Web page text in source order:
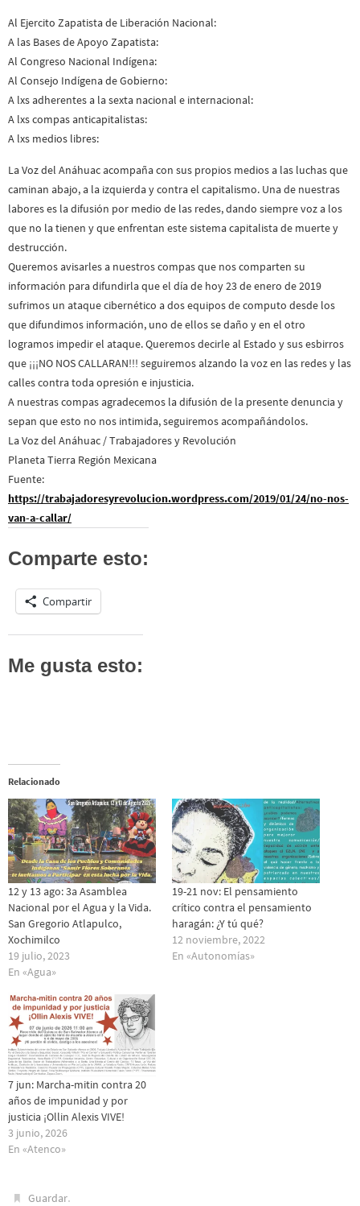
Al Ejercito Zapatista de Liberación Nacional:
A las Bases de Apoyo Zapatista:
Al Congreso Nacional Indígena:
Al Consejo Indígena de Gobierno:
A lxs adherentes a la sexta nacional e internacional:
A lxs compas anticapitalistas:
A lxs medios libres:
La Voz del Anáhuac acompaña con sus propios medios a las luchas que
caminan abajo, a la izquierda y contra el capitalismo. Una de nuestras
labores es la difusión por medio de las redes, dando siempre voz a los
que no la tienen y que enfrentan este sistema capitalista de muerte y
destrucción.
Queremos avisarles a nuestros compas que nos comparten su
información para difundirla que el día de hoy 23 de enero de 2019
sufrimos un ataque cibernético a dos equipos de computo desde los
que difundimos información, uno de ellos se daño y en el otro
logramos impedir el ataque. Queremos decirle al Estado y sus esbirros
que ¡¡¡NO NOS CALLARAN!!! seguiremos alzando la voz en las redes y las
calles contra toda opresión e injusticia.
A nuestras compas agradecemos la difusión de la presente denuncia y
sepan que esto no nos intimida, seguiremos acompañándolos.
La Voz del Anáhuac / Trabajadores y Revolución
Planeta Tierra Región Mexicana
Fuente:
https://trabajadoresyrevolucion.wordpress.com/2019/01/24/no-nos-
van-a-callar/
Comparte esto:
Compartir
Me gusta esto:
Relacionado
12 y 13 ago: 3a Asamblea
Nacional por el Agua y la Vida.
San Gregorio Atlapulco,
Xochimilco
19 julio, 2023
En «Agua»
19-21 nov: El pensamiento
crítico contra el pensamiento
haragán: ¿Y tú qué?
12 noviembre, 2022
En «Autonomías»
7 jun: Marcha-mitin contra 20
años de impunidad y por
justicia ¡Ollin Alexis VIVE!
3 junio, 2026
En «Atenco»
Guardar.